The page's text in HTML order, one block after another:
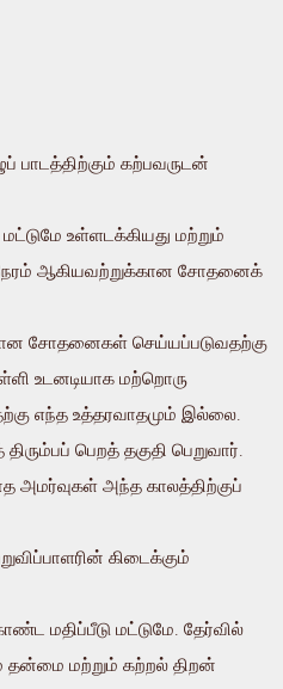
பாடத்திற்கும் கற்பவருடன்
உள்ளடக்கியது மற்றும்
ஆகியவற்றுக்கான சோதனைக்
சோதனைகள் செய்யப்படுவதற்கு
உடனடியாக மற்றொரு
எந்த உத்தரவாதமும் இல்லை.
பெறத் தகுதி பெறுவார்.
அமர்வுகள் அந்த காலத்திற்குப்
கிடைக்கும்
மதிப்பீடு மட்டுமே. தேர்வில்
தன்மை மற்றும் கற்றல் திறன்